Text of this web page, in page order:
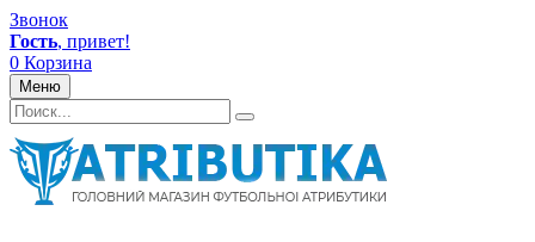
Звонок
Гость, привет!
0 Корзина
Меню